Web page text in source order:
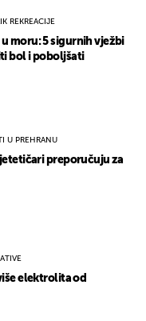
REKREACIJE
moru: 5 sigurnih vježbi
bol i poboljšati
U PREHRANU
preporučuju za
elektrolita od